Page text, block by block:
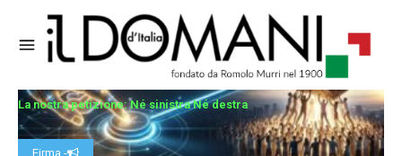
La nostra petizione: Né sinistra Né destra
Firma -